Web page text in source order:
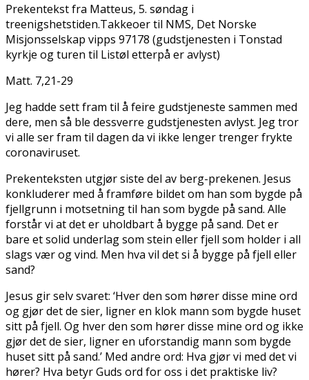
Prekentekst fra Matteus, 5. søndag i
treenigshetstiden.Takkeoffer til NMS, Det Norske
Misjonsselskap vipps 97178 (gudstjenesten i Tonstad
kyrkje og turen til Listøl etterpå er avlyst)
Matt. 7,21-29
Jeg hadde sett fram til å feire gudstjeneste sammen med
dere, men så ble dessverre gudstjenesten avlyst. Jeg tror
vi alle ser fram til dagen da vi ikke lenger trenger frykte
coronaviruset.
Prekenteksten utgjør siste del av berg-prekenen. Jesus
konkluderer med å framføre bildet om han som bygde på
fjellgrunn i motsetning til han som bygde på sand. Alle
forstår vi at det er uholdbart å bygge på sand. Det er
bare et solid underlag som stein eller fjell som holder i all
slags vær og vind. Men hva vil det si å bygge på fjell eller
sand?
Jesus gir selv svaret: ‘Hver den som hører disse mine ord
og gjør det de sier, ligner en klok mann som bygde huset
sitt på fjell. Og hver den som hører disse mine ord og ikke
gjør det de sier, ligner en uforstandig mann som bygde
huset sitt på sand.’ Med andre ord: Hva gjør vi med det vi
hører? Hva betyr Guds ord for oss i det praktiske liv?